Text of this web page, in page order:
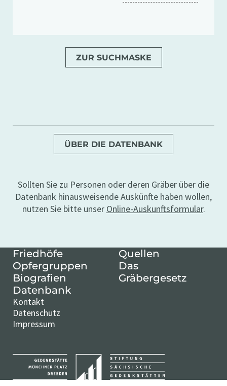
ZUR SUCHMASKE
ÜBER DIE DATENBANK
Sollten Sie zu Personen oder deren Gräber über die
Datenbank hinausweisende Auskünfte haben wollen,
nutzen Sie bitte unser Online-Auskunftsformular.
Friedhöfe
Opfergruppen
Biografien
Datenbank
Quellen
Das
Gräbergesetz
Kontakt
Datenschutz
Impressum